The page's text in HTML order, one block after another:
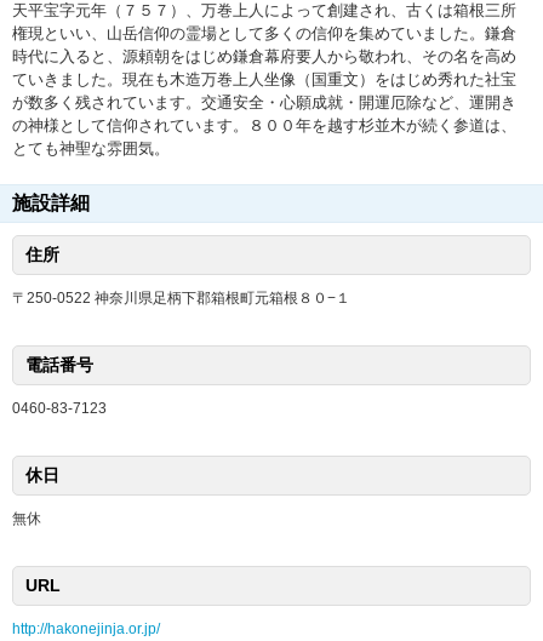
天平宝字元年（７５７）、万巻上人によって創建され、古くは箱根三所
権現といい、山岳信仰の霊場として多くの信仰を集めていました。鎌倉
時代に入ると、源頼朝をはじめ鎌倉幕府要人から敬われ、その名を高め
ていきました。現在も木造万巻上人坐像（国重文）をはじめ秀れた社宝
が数多く残されています。交通安全・心願成就・開運厄除など、運開き
の神様として信仰されています。８００年を越す杉並木が続く参道は、
とても神聖な雰囲気。
施設詳細
住所
〒250-0522 神奈川県足柄下郡箱根町元箱根８０−１
電話番号
0460-83-7123
休日
無休
URL
http://hakonejinja.or.jp/